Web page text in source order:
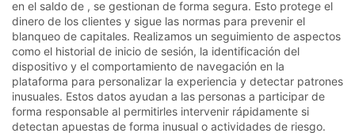
en el saldo de , se gestionan de forma segura. Esto protege el
dinero de los clientes y sigue las normas para prevenir el
blanqueo de capitales. Realizamos un seguimiento de aspectos
como el historial de inicio de sesión, la identificación del
dispositivo y el comportamiento de navegación en la
plataforma para personalizar la experiencia y detectar patrones
inusuales. Estos datos ayudan a las personas a participar de
forma responsable al permitirles intervenir rápidamente si
detectan apuestas de forma inusual o actividades de riesgo.